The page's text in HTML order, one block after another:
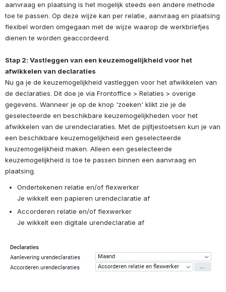
aanvraag en plaatsing is het mogelijk steeds een andere methode
toe te passen. Op deze wijze kan per relatie, aanvraag en plaatsing
flexibel worden omgegaan met de wijze waarop de werkbriefjes
dienen te worden geaccordeerd.
Stap 2: Vastleggen van een keuzemogelijkheid voor het
afwikkelen van declaraties
Nu ga je de keuzemogelijkheid vastleggen voor het afwikkelen van
de declaraties. Dit doe je via Frontoffice > Relaties > overige
gegevens. Wanneer je op de knop 'zoeken' klikt zie je de
geselecteerde en beschikbare keuzemogelijkheden voor het
afwikkelen van de urendeclaraties. Met de pijltjestoetsen kun je van
een beschikbare keuzemogelijkheid een geselecteerde
keuzemogelijkheid maken. Alleen een geselecteerde
keuzemogelijkheid is toe te passen binnen een aanvraag en
plaatsing.
Ondertekenen relatie en/of flexwerker
Je wikkelt een papieren urendeclaratie af
Accorderen relatie en/of flexwerker
Je wikkelt een digitale urendeclaratie af
Open